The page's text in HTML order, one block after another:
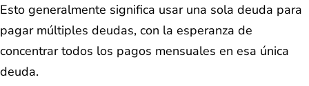
Esto generalmente significa usar una sola deuda para
pagar múltiples deudas, con la esperanza de
concentrar todos los pagos mensuales en esa única
deuda.